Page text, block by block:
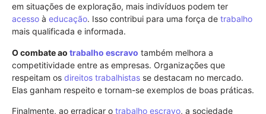
em situações de exploração, mais indivíduos podem ter
acesso à educação. Isso contribui para uma força de trabalho
mais qualificada e informada.
O combate ao trabalho escravo também melhora a
competitividade entre as empresas. Organizações que
respeitam os direitos trabalhistas se destacam no mercado.
Elas ganham respeito e tornam-se exemplos de boas práticas.
Finalmente, ao erradicar o trabalho escravo, a sociedade